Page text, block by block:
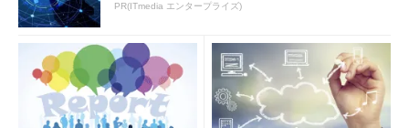
PR(ITmedia エンタープライズ)